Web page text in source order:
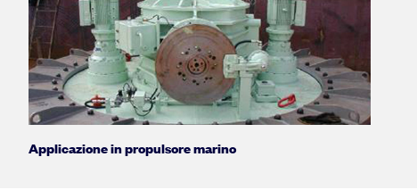
Applicazione in propulsore marino